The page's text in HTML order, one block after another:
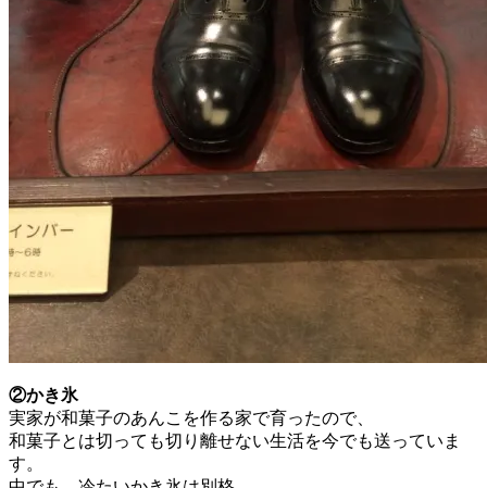
②かき氷
実家が和菓子のあんこを作る家で育ったので、
和菓子とは切っても切り離せない生活を今でも送っていま
す。